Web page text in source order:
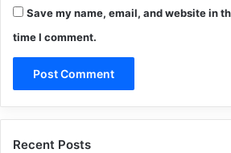
Save my name, email, and website in
time I comment.
Recent Posts